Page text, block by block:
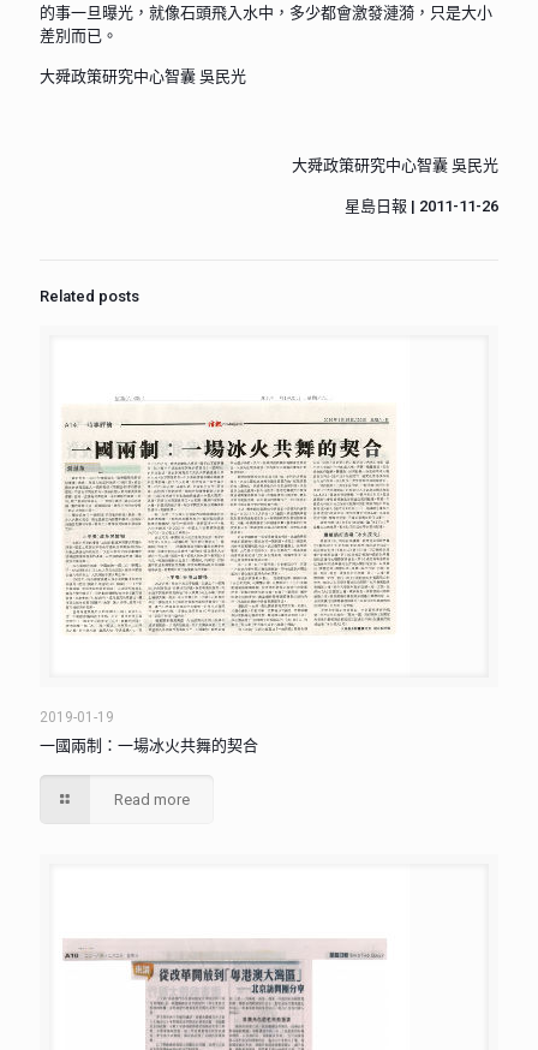
的事一旦曝光，就像石頭飛入水中，多少都會激發漣漪，只是大小
差別而已。
大舜政策研究中心智囊 吳民光
大舜政策研究中心智囊 吳民光
星島日報 | 2011-11-26
Related posts
2019-01-19
一國兩制：一場冰火共舞的契合
Read more